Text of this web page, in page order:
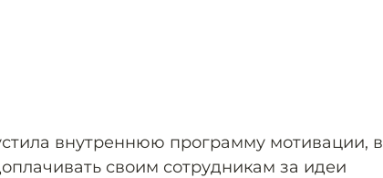
внутреннюю программу мотивации, в
своим сотрудникам за идеи